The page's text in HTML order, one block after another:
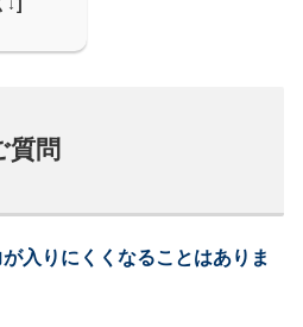
質問
入りにくくなることはありま